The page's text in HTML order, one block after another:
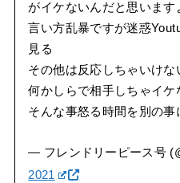
がイケないんだと思います
言い方乱暴ですが迷惑
見る
その他は反応しちゃいけな
何かしらで相手しちゃイケ
そんな事怒る時間を別の事
— フレンドリーピース号
2021